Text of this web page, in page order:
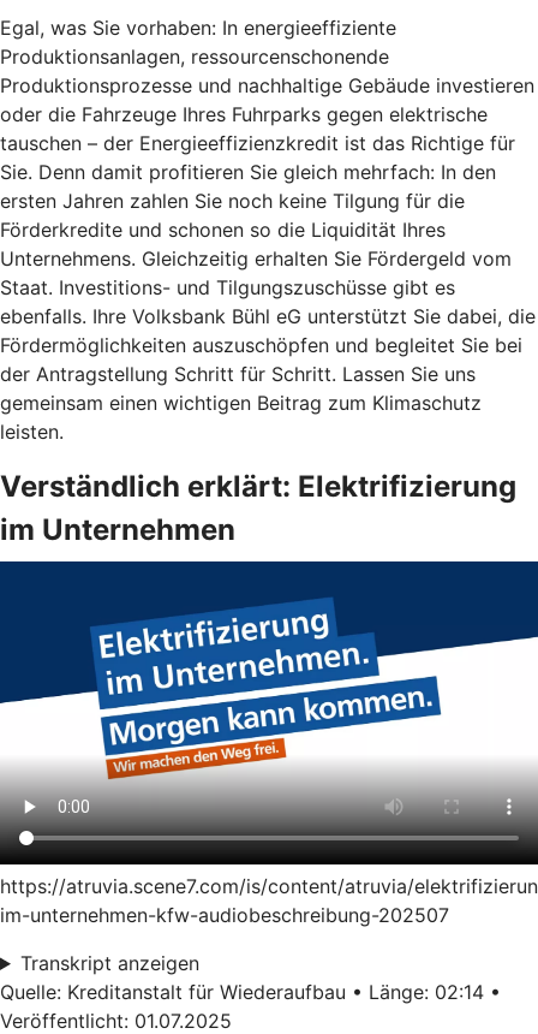
Egal, was Sie vorhaben: In energieeffiziente
Produktionsanlagen, ressourcenschonende
Produktionsprozesse und nachhaltige Gebäude investieren
oder die Fahrzeuge Ihres Fuhrparks gegen elektrische
tauschen – der Energieeffizienzkredit ist das Richtige für
Sie. Denn damit profitieren Sie gleich mehrfach: In den
ersten Jahren zahlen Sie noch keine Tilgung für die
Förderkredite und schonen so die Liquidität Ihres
Unternehmens. Gleichzeitig erhalten Sie Fördergeld vom
Staat. Investitions- und Tilgungszuschüsse gibt es
ebenfalls. Ihre Volksbank Bühl eG unterstützt Sie dabei, die
Fördermöglichkeiten auszuschöpfen und begleitet Sie bei
der Antragstellung Schritt für Schritt. Lassen Sie uns
gemeinsam einen wichtigen Beitrag zum Klimaschutz
leisten.
Verständlich erklärt: Elektrifizierung
im Unternehmen
https://atruvia.scene7.com/is/content/atruvia/
im-unternehmen-kfw-audiobeschreibung-202507
Transkript anzeigen
Quelle: Kreditanstalt für Wiederaufbau • Länge: 02:14 •
Veröffentlicht: 01.07.2025